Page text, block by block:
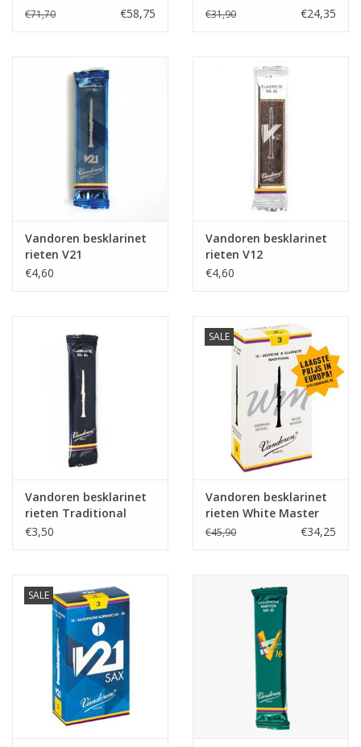
rieten Traditional
€71,70 €58,75 €31,90 €24,35
Vandoren besklarinet
rieten V21
€4,60
Vandoren besklarinet
rieten V12
€4,60
Vandoren besklarinet
rieten Traditional
€3,50
SALE
Vandoren besklarinet
rieten White Master
€45,90 €34,25
SALE